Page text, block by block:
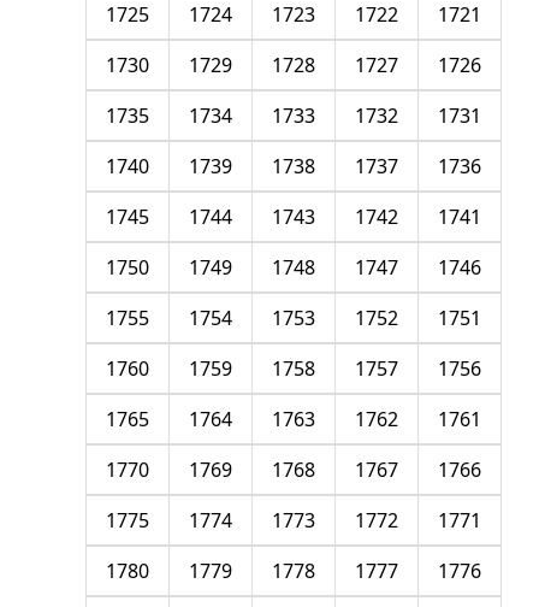
1721
1722
1723
1724
1725
1726
1727
1728
1729
1730
1731
1732
1733
1734
1735
1736
1737
1738
1739
1740
1741
1742
1743
1744
1745
1746
1747
1748
1749
1750
1751
1752
1753
1754
1755
1756
1757
1758
1759
1760
1761
1762
1763
1764
1765
1766
1767
1768
1769
1770
1771
1772
1773
1774
1775
1776
1777
1778
1779
1780